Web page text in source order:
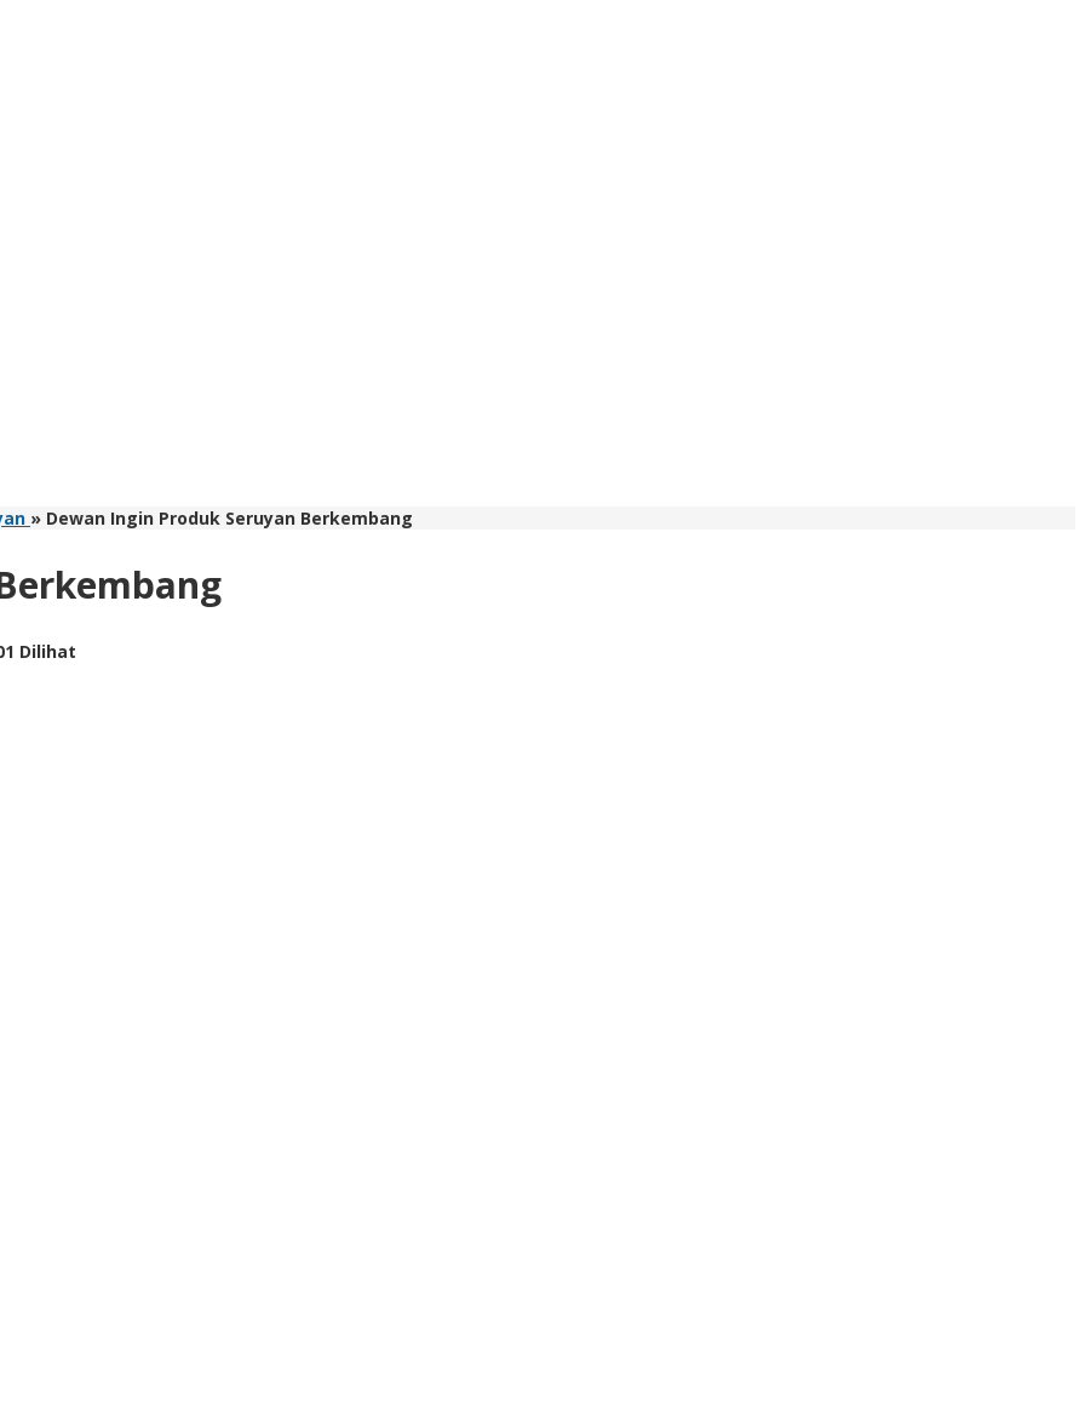
» Dewan Ingin Produk Seruyan Berkembang
Dilihat